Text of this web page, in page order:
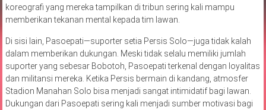
koreografi yang mereka tampilkan di tribun sering kali mampu
memberikan tekanan mental kepada tim lawan.
Di sisi lain, Pasoepati—suporter setia Persis Solo—juga tidak kalah
dalam memberikan dukungan. Meski tidak selalu memiliki jumlah
suporter yang sebesar Bobotoh, Pasoepati terkenal dengan loyalitas
dan militansi mereka. Ketika Persis bermain di kandang, atmosfer
Stadion Manahan Solo bisa menjadi sangat intimidatif bagi lawan.
Dukungan dari Pasoepati sering kali menjadi sumber motivasi bagi